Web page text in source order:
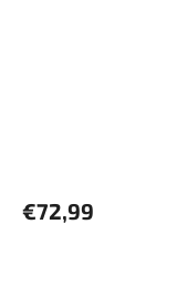
€72,99